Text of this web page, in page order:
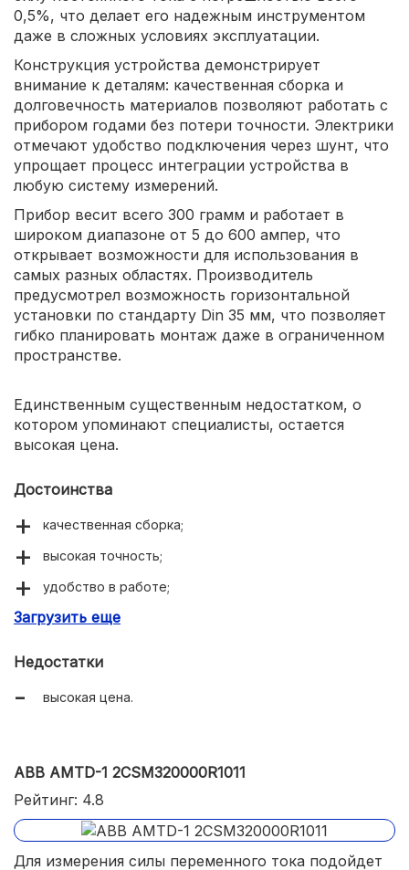
0,5%, что делает его надежным инструментом
даже в сложных условиях эксплуатации.
Конструкция устройства демонстрирует
внимание к деталям: качественная сборка и
долговечность материалов позволяют работать с
прибором годами без потери точности. Электрики
отмечают удобство подключения через шунт, что
упрощает процесс интеграции устройства в
любую систему измерений.
Прибор весит всего 300 грамм и работает в
широком диапазоне от 5 до 600 ампер, что
открывает возможности для использования в
самых разных областях. Производитель
предусмотрел возможность горизонтальной
установки по стандарту Din 35 мм, что позволяет
гибко планировать монтаж даже в ограниченном
пространстве.
Единственным существенным недостатком, о
котором упоминают специалисты, остается
высокая цена.
Достоинства
качественная сборка;
высокая точность;
удобство в работе;
надежность.
Загрузить еще
Недостатки
высокая цена.
ABB AMTD-1 2CSM320000R1011
Рейтинг: 4.8
Для измерения силы переменного тока подойдет